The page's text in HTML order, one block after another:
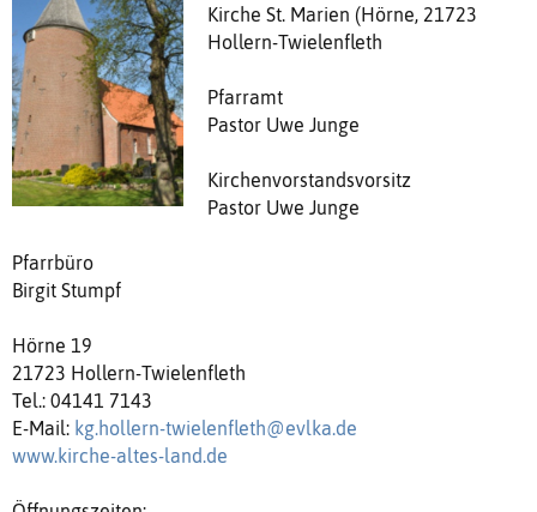
Kirche St. Marien (Hörne, 21723
Hollern-Twielenfleth
Pfarramt
Pastor Uwe Junge
Kirchenvorstandsvorsitz
Pastor Uwe Junge
Pfarrbüro
Birgit Stumpf
Hörne 19
21723 Hollern-Twielenfleth
Tel.: 04141 7143
E-Mail: kg.hollern-twielenfleth@evlka.de
www.kirche-altes-land.de